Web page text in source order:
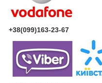
+38(099)163-23-67